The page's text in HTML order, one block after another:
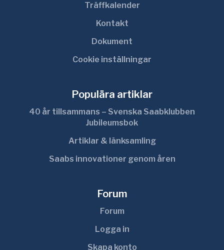
Träffkalender
Kontakt
Dokument
Cookie inställningar
Populära artiklar
40 år tillsammans – Svenska Saabklubben
Jubileumsbok
Artiklar & länksamling
Saabs innovationer genom åren
Forum
Forum
Logga in
Skapa konto